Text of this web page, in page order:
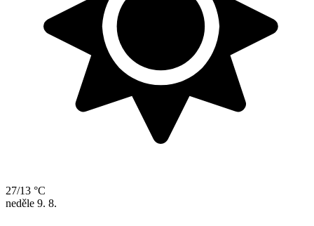
27/13 °C
neděle 9. 8.